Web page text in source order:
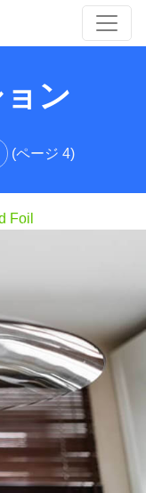
ン
(ページ 4)
Foil
アルミニウム箔
成されています
PVC60構造な
ドスタンピング
ます.
ルミニウム
性, そして、現
ハウジング, と
ホイル
質を維持し、貯
せを提供する.